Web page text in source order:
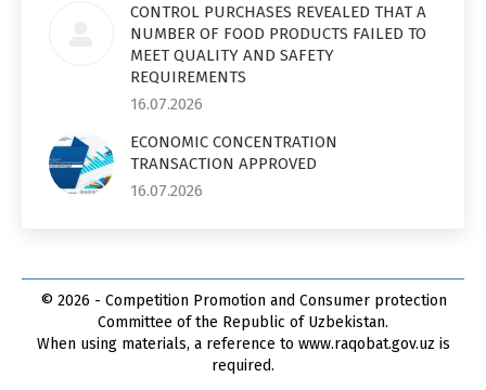
CONTROL PURCHASES REVEALED THAT A
NUMBER OF FOOD PRODUCTS FAILED TO
MEET QUALITY AND SAFETY
REQUIREMENTS
16.07.2026
ECONOMIC CONCENTRATION
TRANSACTION APPROVED
16.07.2026
© 2026 - Competition Promotion and Сonsumer protection
Committee of the Republic of Uzbekistan.
When using materials, a reference to www.raqobat.gov.uz is
required.